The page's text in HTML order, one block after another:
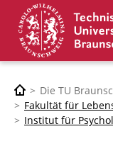
Die TU
Fakultät für
Institut für